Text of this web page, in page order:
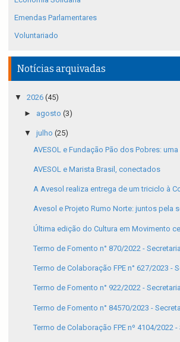
Emendas Parlamentares
Voluntariado
Notícias arquivadas
▼ 2026 (45)
► agosto (3)
▼ julho (25)
AVESOL e Fundação Pão dos Pobres: uma
AVESOL e Marista Brasil, conectados
A Avesol realiza entrega de um triciclo à
Avesol e Projeto Rumo Norte: juntos pela
Última edição do Cultura em Movimento
Termo de Fomento n° 870/2022 -
Termo de Colaboração FPE n° 627/2023 -
Termo de Fomento n° 922/2022 -
Termo de Fomento n° 84570/2023 -
Termo de Colaboração FPE nº 4104/2022 -